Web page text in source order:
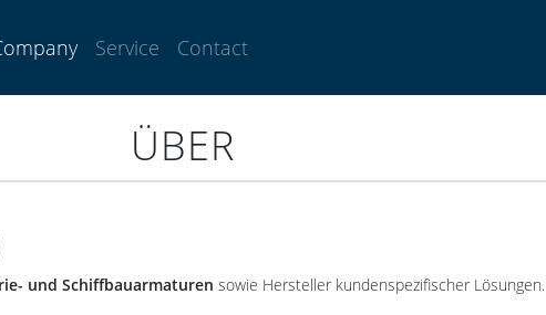
Service Contact
ÜBER
und Schiffbauarmaturen sowie Hersteller kundenspezifischer Lösungen.